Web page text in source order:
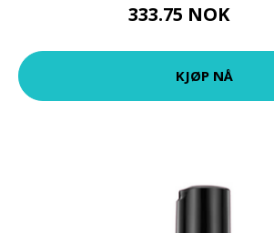
333.75 NOK
KJØP NÅ